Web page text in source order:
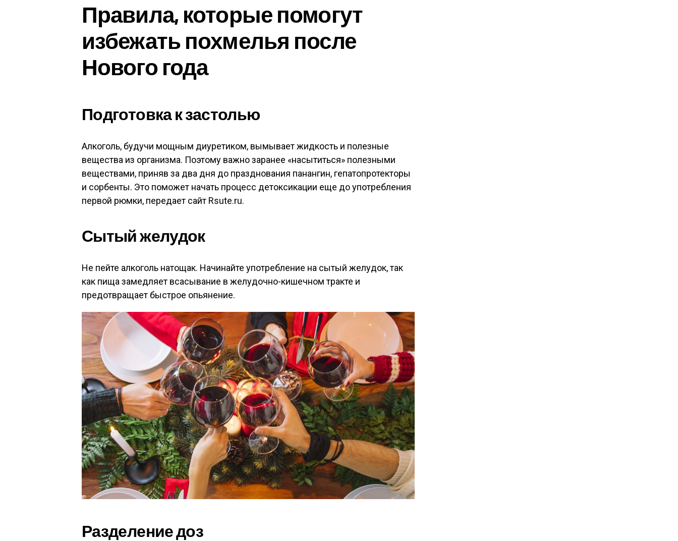
Правила, которые помогут
избежать похмелья после
Нового года
Подготовка к застолью
Алкоголь, будучи мощным диуретиком, вымывает жидкость и полезные
вещества из организма. Поэтому важно заранее «насытиться» полезными
веществами, приняв за два дня до празднования панангин, гепатопротекторы
и сорбенты. Это поможет начать процесс детоксикации еще до употребления
первой рюмки, передает сайт Rsute.ru.
Сытый желудок
Не пейте алкоголь натощак. Начинайте употребление на сытый желудок, так
как пища замедляет всасывание в желудочно-кишечном тракте и
предотвращает быстрое опьянение.
Разделение доз